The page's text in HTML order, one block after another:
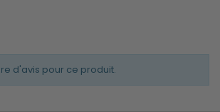
d'avis pour ce produit.